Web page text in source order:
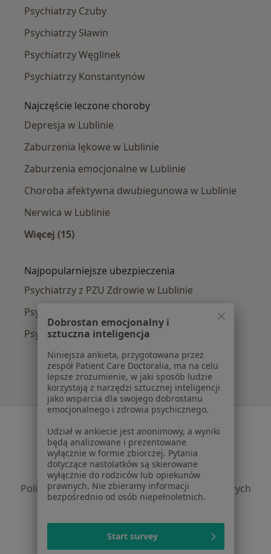
Psychiatrzy Czuby
Psychiatrzy Sławin
Psychiatrzy Węglinek
Psychiatrzy Konstantynów
Najczęście leczone choroby
Depresja w Lublinie
Zaburzenia lękowe w Lublinie
Zaburzenia emocjonalne w Lublinie
Choroba afektywna dwubiegunowa w Lublinie
Nerwica w Lublinie
Więcej (15)
Najpopularniejsze ubezpieczenia
Psychiatrzy z PZU Zdrowie w Lublinie
Psychiatrzy z POLMED w Lublinie
Psychiatrzy z Enel-med w Lublinie
Regulamin
Polityka prywatności pacjentów
Polityka prywatności profesjonalistów
Polityka prywatności dla profesjonalistów, których
dane pozyskaliśmy samodzielnie
Jak działają wyniki wyszukiwania
Dostępność
Dobrostan emocjonalny i
sztuczna inteligencja
Niniejsza ankieta, przygotowana przez
zespół Patient Care Doctoralia, ma na celu
lepsze zrozumienie, w jaki sposób ludzie
korzystają z narzędzi sztucznej inteligencji
jako wsparcia dla swojego dobrostanu
emocjonalnego i zdrowia psychicznego.
Udział w ankiecie jest anonimowy, a wyniki
będą analizowane i prezentowane
wyłącznie w formie zbiorczej. Pytania
dotyczące nastolatków są skierowane
wyłącznie do rodziców lub opiekunów
prawnych. Nie zbieramy informacji
bezpośrednio od osób niepełnoletnich.
Start survey